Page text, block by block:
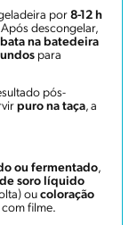
por 8-12 h
descongelar,
bata na batedeira
para
pós-
puro na taça, a
ou fermentado,
soro líquido
ou coloração
filme.